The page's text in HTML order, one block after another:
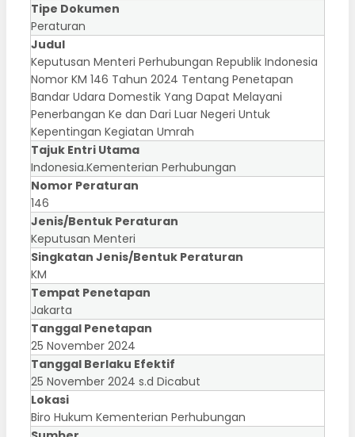
Tipe Dokumen
Peraturan
Judul
Keputusan Menteri Perhubungan Republik Indonesia
Nomor KM 146 Tahun 2024 Tentang Penetapan
Bandar Udara Domestik Yang Dapat Melayani
Penerbangan Ke dan Dari Luar Negeri Untuk
Kepentingan Kegiatan Umrah
Tajuk Entri Utama
Indonesia.Kementerian Perhubungan
Nomor Peraturan
146
Jenis/Bentuk Peraturan
Keputusan Menteri
Singkatan Jenis/Bentuk Peraturan
KM
Tempat Penetapan
Jakarta
Tanggal Penetapan
25 November 2024
Tanggal Berlaku Efektif
25 November 2024 s.d Dicabut
Lokasi
Biro Hukum Kementerian Perhubungan